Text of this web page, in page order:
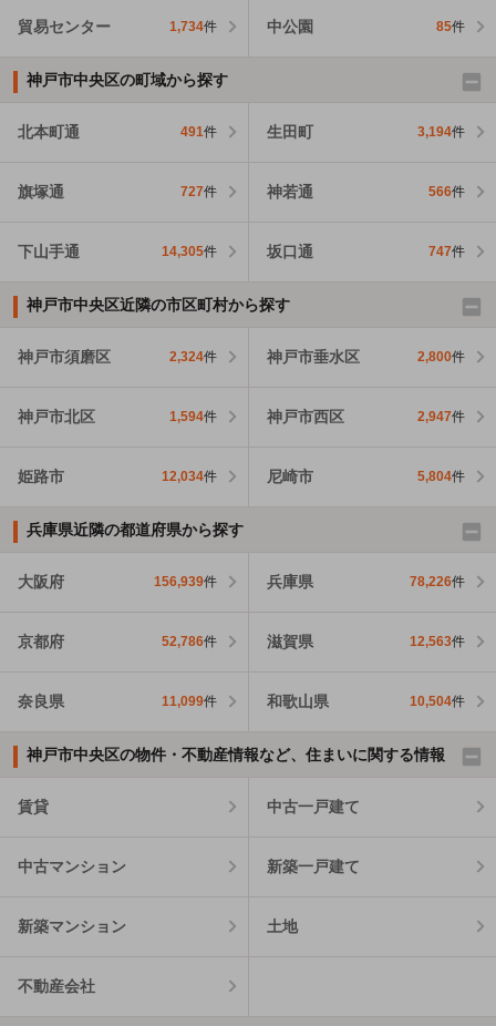
貿易センター 1,734件 中公園 85件
神戸市中央区の町域から探す
北本町通 491件 生田町 3,194件
旗塚通 727件 神若通 566件
下山手通 14,305件 坂口通 747件
神戸市中央区近隣の市区町村から探す
神戸市須磨区 2,324件 神戸市垂水区 2,800件
神戸市北区 1,594件 神戸市西区 2,947件
姫路市 12,034件 尼崎市 5,804件
兵庫県近隣の都道府県から探す
大阪府 156,939件 兵庫県 78,226件
京都府 52,786件 滋賀県 12,563件
奈良県 11,099件 和歌山県 10,504件
神戸市中央区の物件・不動産情報など、住まいに関する情報
賃貸 中古一戸建て
中古マンション 新築一戸建て
新築マンション 土地
不動産会社